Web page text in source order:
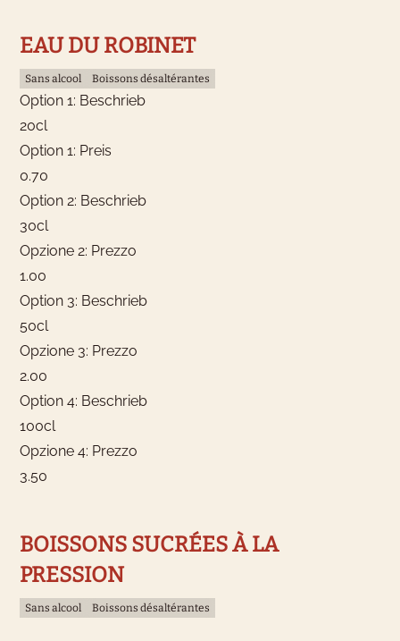
EAU DU ROBINET
Sans alcool Boissons désaltérantes
Option 1: Beschrieb
20cl
Option 1: Preis
0.70
Option 2: Beschrieb
30cl
Opzione 2: Prezzo
1.00
Option 3: Beschrieb
50cl
Opzione 3: Prezzo
2.00
Option 4: Beschrieb
100cl
Opzione 4: Prezzo
3.50
BOISSONS SUCRÉES À LA
PRESSION
Sans alcool Boissons désaltérantes